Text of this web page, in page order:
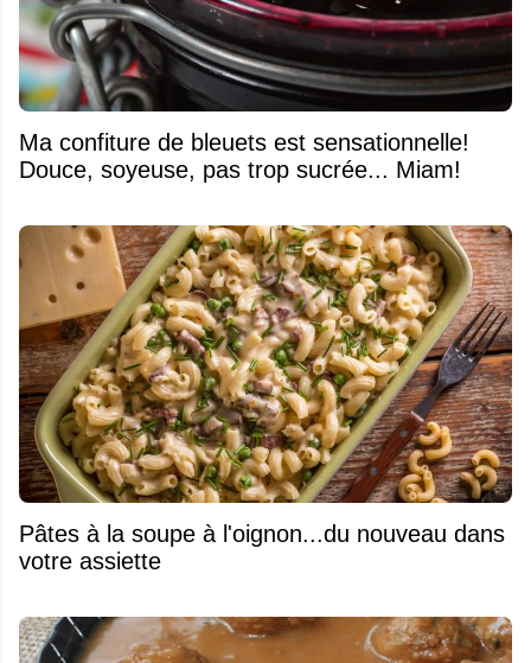
Ma confiture de bleuets est sensationnelle!
Douce, soyeuse, pas trop sucrée... Miam!
Pâtes à la soupe à l'oignon...du nouveau dans
votre assiette